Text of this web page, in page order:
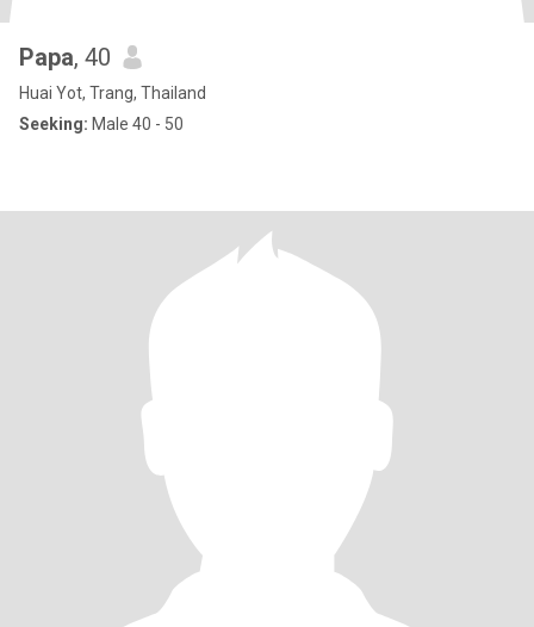
Papa, 40
Huai Yot, Trang, Thailand
Seeking: Male 40 - 50